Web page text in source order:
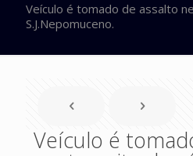
Veículo é tomado de assalto
S.J.Nepomuceno.
Veículo é